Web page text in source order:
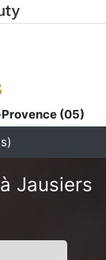
(05)
Jausiers